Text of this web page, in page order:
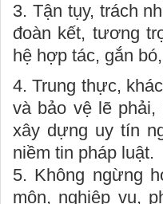
3. Tận tụy, trách
đoàn kết, tương
hệ hợp tác, gắn
4. Trung thực,
và bảo vệ lẽ phải,
xây dựng uy tín
niềm tin pháp luật.
5. Không ngừng
môn, nghiệp vụ,